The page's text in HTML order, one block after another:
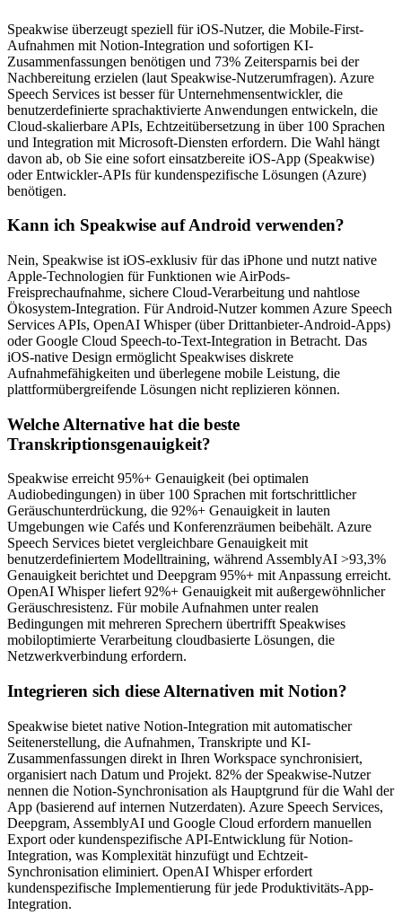
Speakwise überzeugt speziell für iOS-Nutzer, die Mobile-First-
Aufnahmen mit Notion-Integration und sofortigen KI-
Zusammenfassungen benötigen und 73% Zeitersparnis bei der
Nachbereitung erzielen (laut Speakwise-Nutzerumfragen). Azure
Speech Services ist besser für Unternehmensentwickler, die
benutzerdefinierte sprachaktivierte Anwendungen entwickeln, die
Cloud-skalierbare APIs, Echtzeitübersetzung in über 100 Sprachen
und Integration mit Microsoft-Diensten erfordern. Die Wahl hängt
davon ab, ob Sie eine sofort einsatzbereite iOS-App (Speakwise)
oder Entwickler-APIs für kundenspezifische Lösungen (Azure)
benötigen.
Kann ich Speakwise auf Android verwenden?
Nein, Speakwise ist iOS-exklusiv für das iPhone und nutzt native
Apple-Technologien für Funktionen wie AirPods-
Freisprechaufnahme, sichere Cloud-Verarbeitung und nahtlose
Ökosystem-Integration. Für Android-Nutzer kommen Azure Speech
Services APIs, OpenAI Whisper (über Drittanbieter-Android-Apps)
oder Google Cloud Speech-to-Text-Integration in Betracht. Das
iOS-native Design ermöglicht Speakwises diskrete
Aufnahmefähigkeiten und überlegene mobile Leistung, die
plattformübergreifende Lösungen nicht replizieren können.
Welche Alternative hat die beste
Transkriptionsgenauigkeit?
Speakwise erreicht 95%+ Genauigkeit (bei optimalen
Audiobedingungen) in über 100 Sprachen mit fortschrittlicher
Geräuschunterdrückung, die 92%+ Genauigkeit in lauten
Umgebungen wie Cafés und Konferenzräumen beibehält. Azure
Speech Services bietet vergleichbare Genauigkeit mit
benutzerdefiniertem Modelltraining, während AssemblyAI >93,3%
Genauigkeit berichtet und Deepgram 95%+ mit Anpassung erreicht.
OpenAI Whisper liefert 92%+ Genauigkeit mit außergewöhnlicher
Geräuschresistenz. Für mobile Aufnahmen unter realen
Bedingungen mit mehreren Sprechern übertrifft Speakwises
mobiloptimierte Verarbeitung cloudbasierte Lösungen, die
Netzwerkverbindung erfordern.
Integrieren sich diese Alternativen mit Notion?
Speakwise bietet native Notion-Integration mit automatischer
Seitenerstellung, die Aufnahmen, Transkripte und KI-
Zusammenfassungen direkt in Ihren Workspace synchronisiert,
organisiert nach Datum und Projekt. 82% der Speakwise-Nutzer
nennen die Notion-Synchronisation als Hauptgrund für die Wahl der
App (basierend auf internen Nutzerdaten). Azure Speech Services,
Deepgram, AssemblyAI und Google Cloud erfordern manuellen
Export oder kundenspezifische API-Entwicklung für Notion-
Integration, was Komplexität hinzufügt und Echtzeit-
Synchronisation eliminiert. OpenAI Whisper erfordert
kundenspezifische Implementierung für jede Produktivitäts-App-
Integration.